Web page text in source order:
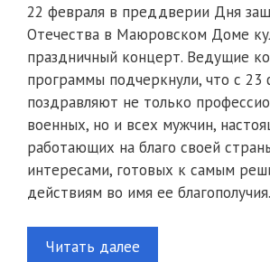
22 февраля в преддверии Дня
Отечества в Маюровском Доме
праздничный концерт. Ведущие
программы подчеркнули, что с 23
поздравляют не только
военных, но и всех мужчин,
работающих на благо своей
интересами, готовых к самым
действиям во имя ее благополучия.
Читать далее